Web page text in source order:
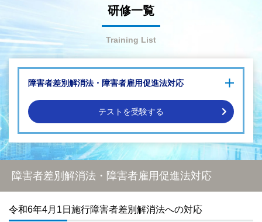
障害者雇用のプロセスを学びたい
これからの障害者雇用の動向について学びたい
研修一覧
Training List
障害者差別解消法・障害者雇用促進法対応
テストを受験する
企業が知っておきたいーこれからの障害者雇用ー
これからはじめる障害者雇用の実践
障害者差別解消法・障害者雇用促進法対応
令和6年4月1日施行障害者差別解消法への対応